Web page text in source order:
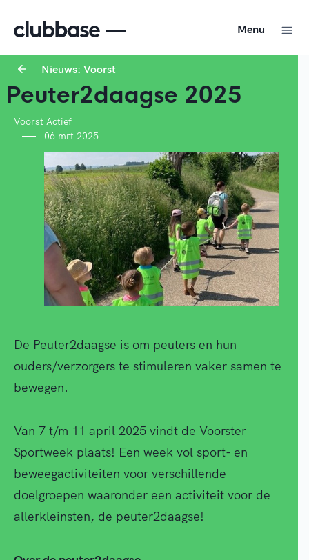
Menu
Nieuws: Voorst
Peuter2daagse 2025
Voorst Actief
06 mrt 2025
De Peuter2daagse is om peuters en hun
ouders/verzorgers te stimuleren vaker samen te
bewegen.
Van 7 t/m 11 april 2025 vindt de Voorster
Sportweek plaats! Een week vol sport- en
beweegactiviteiten voor verschillende
doelgroepen waaronder een activiteit voor de
allerkleinsten, de peuter2daagse!